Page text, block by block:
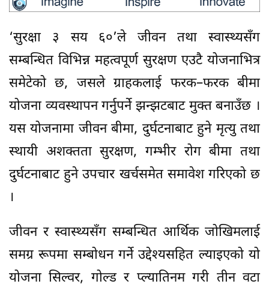
‘सुरक्षा ३ सय ६०’ले जीवन तथा स्वास्थ्यसँग
सम्बन्धित विभिन्न महत्वपूर्ण सुरक्षण एउटै योजनाभित्र
समेटेको छ, जसले ग्राहकलाई फरक–फरक बीमा
योजना व्यवस्थापन गर्नुपर्ने झन्झटबाट मुक्त बनाउँछ ।
यस योजनामा जीवन बीमा, दुर्घटनाबाट हुने मृत्यु तथा
स्थायी अशक्तता सुरक्षण, गम्भीर रोग बीमा तथा
दुर्घटनाबाट हुने उपचार खर्चसमेत समावेश गरिएको छ
।
जीवन र स्वास्थ्यसँग सम्बन्धित आर्थिक जोखिमलाई
समग्र रूपमा सम्बोधन गर्ने उद्देश्यसहित ल्याइएको यो
योजना सिल्वर, गोल्ड र प्ल्यातिनम गरी तीन वटा